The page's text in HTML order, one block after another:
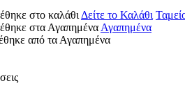
στο καλάθι Δείτε το Καλάθι
στα Αγαπημένα Αγαπημένα
από τα Αγαπημένα